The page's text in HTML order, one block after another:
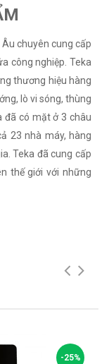
chuyên cung cấp
công nghiệp. Teka
thương hiệu hàng
lò vi sóng, thùng
đã có mặt ở 3 châu
23 nhà máy, hàng
Teka đã cung cấp
thế giới với những
-25%